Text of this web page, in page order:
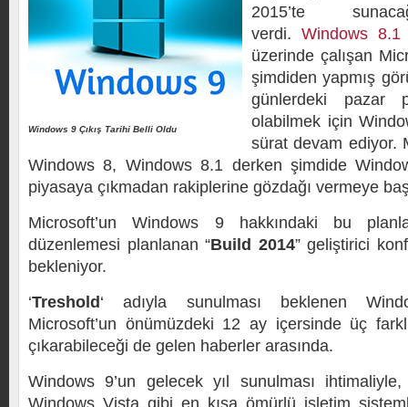
Windows 9 Çıkış Tarihi Belli Oldu
2015’te
verdi. Windows 8.1
üzerinde çalışan
şimdiden yapmış
günlerdeki pazar
olabilmek için
sürat devam ediyor.
Windows 8, Windows 8.1 derken şimdide
piyasaya çıkmadan rakiplerine gözdağı vermeye
Microsoft’un Windows 9 hakkındaki bu
düzenlemesi planlanan “Build 2014” geliştirici
bekleniyor.
‘Treshold ‘ adıyla sunulması beklenen
Microsoft’un önümüzdeki 12 ay içersinde üç
çıkarabileceği de gelen haberler arasında.
Windows 9’un gelecek yıl sunulması ihtimaliyle,
Windows Vista gibi en kısa ömürlü işletim